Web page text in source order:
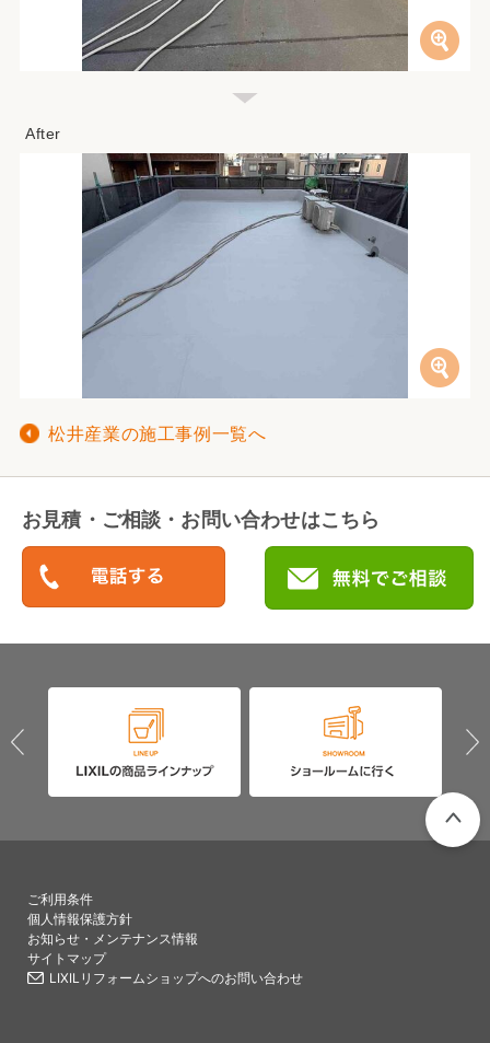
松井産業の施工事例一覧へ
お見積・ご相談・お問い合わせはこちら
ご利用条件
個人情報保護方針
お知らせ・メンテナンス情報
サイトマップ
LIXILリフォームショップへのお問い合わせ